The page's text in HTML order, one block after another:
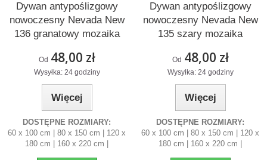
Dywan antypoślizgowy
nowoczesny Nevada New
136 granatowy mozaika
Od 48,00 zł
Wysyłka: 24 godziny
Więcej
DOSTĘPNE ROZMIARY:
60 x 100 cm | 80 x 150 cm | 120 x
180 cm | 160 x 220 cm |
Dywan antypoślizgowy
nowoczesny Nevada New
135 szary mozaika
Od 48,00 zł
Wysyłka: 24 godziny
Więcej
DOSTĘPNE ROZMIARY:
60 x 100 cm | 80 x 150 cm | 120 x
180 cm | 160 x 220 cm |